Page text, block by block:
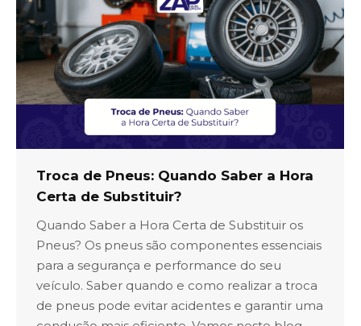
Troca de Pneus: Quando Saber a Hora
Certa de Substituir?
Quando Saber a Hora Certa de Substituir os
Pneus? Os pneus são componentes essenciais
para a segurança e performance do seu
veículo. Saber quando e como realizar a troca
de pneus pode evitar acidentes e garantir uma